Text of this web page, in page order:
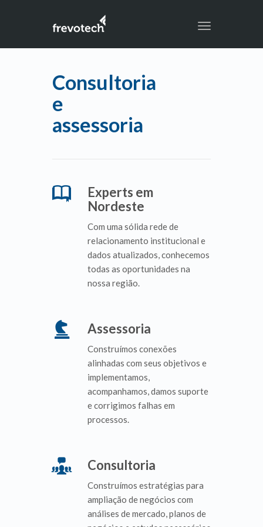
Toggle
Consultoria
e
assessoria
Experts em
Nordeste
Com uma sólida rede de
relacionamento institucional e
dados atualizados, conhecemos
todas as oportunidades na
nossa região.
Assessoria
Construímos conexões
alinhadas com seus objetivos e
implementamos,
acompanhamos, damos suporte
e corrigimos falhas em
processos.
Consultoria
Construímos estratégias para
ampliação de negócios com
análises de mercado, planos de